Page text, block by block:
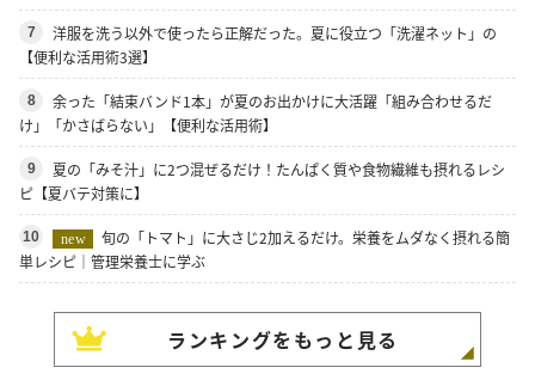
7
洋服を洗う以外で使ったら正解だった。夏に役立つ「洗濯ネット」の
【便利な活用術3選】
8
余った「結束バンド1本」が夏のお出かけに大活躍「組み合わせるだ
け」「かさばらない」【便利な活用術】
9
夏の「みそ汁」に2つ混ぜるだけ！たんぱく質や食物繊維も摂れるレシ
ピ【夏バテ対策に】
10 new
旬の「トマト」に大さじ2加えるだけ。栄養をムダなく摂れる簡
単レシピ｜管理栄養士に学ぶ
ランキングをもっと見る